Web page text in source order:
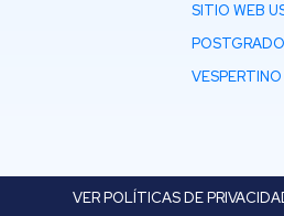
SITIO WEB
VESPERTINO
VER POLÍTICAS DE